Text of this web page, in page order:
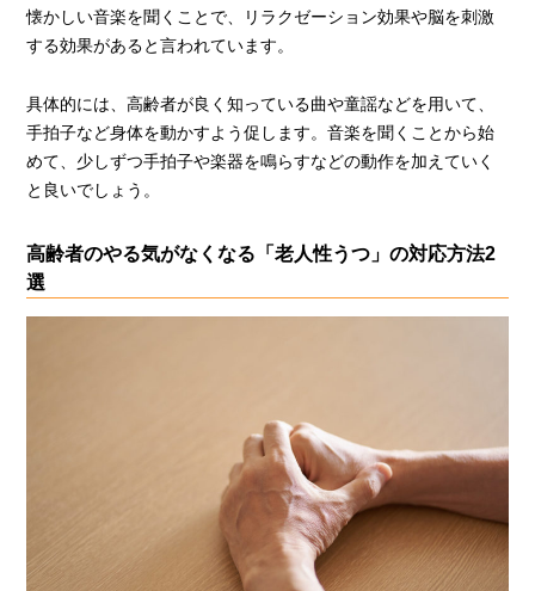
懐かしい音楽を聞くことで、リラクゼーション効果や脳を刺激
する効果があると言われています。
具体的には、高齢者が良く知っている曲や童謡などを用いて、
手拍子など身体を動かすよう促します。音楽を聞くことから始
めて、少しずつ手拍子や楽器を鳴らすなどの動作を加えていく
と良いでしょう。
高齢者のやる気がなくなる「老人性うつ」の対応方法2
選